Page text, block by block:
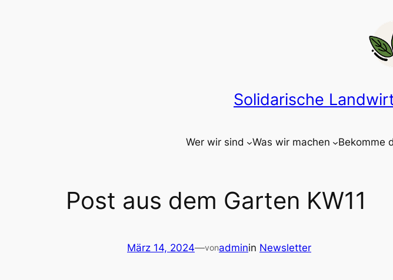
Solidarische
Wer wir sind Was wir machen Bekomme
Post aus dem Garten KW11
März 14, 2024—vonadminin Newsletter